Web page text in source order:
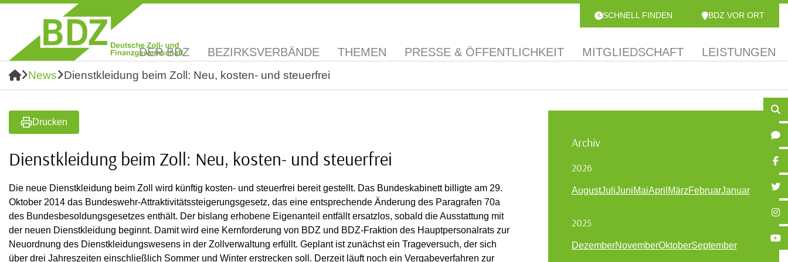
SCHNELL FINDEN BDZ VOR ORT
DER BDZ BEZIRKSVERBÄNDE THEMEN PRESSE & ÖFFENTLICHKEIT MITGLIEDSCHAFT LEISTUNGEN
News Dienstkleidung beim Zoll: Neu, kosten- und steuerfrei
Drucken
Dienstkleidung beim Zoll: Neu, kosten- und steuerfrei
Die neue Dienstkleidung beim Zoll wird künftig kosten- und steuerfrei bereit gestellt. Das Bundeskabinett billigte am 29.
Oktober 2014 das Bundeswehr-Attraktivitätssteigerungsgesetz, das eine entsprechende Änderung des Paragrafen 70a
des Bundesbesoldungsgesetzes enthält. Der bislang erhobene Eigenanteil entfällt ersatzlos, sobald die Ausstattung mit
der neuen Dienstkleidung beginnt. Damit wird eine Kernforderung von BDZ und BDZ-Fraktion des Hauptpersonalrats zur
Neuordnung des Dienstkleidungswesens in der Zollverwaltung erfüllt. Geplant ist zunächst ein Trageversuch, der sich
über drei Jahreszeiten einschließlich Sommer und Winter erstrecken soll. Derzeit läuft noch ein Vergabeverfahren zur
Archiv
2026
AugustJuliJuniMaiApril MärzFebruarJanuar
2025
DezemberNovemberOktoberSeptember